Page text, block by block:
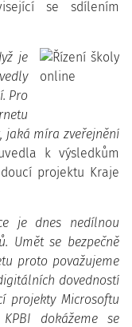
se sdílením
je
Pro
jaká míra zveřejnění
k výsledkům
projektu Kraje
je dnes nedílnou
Umět se bezpečně
proto považujeme
dovedností
projekty Microsoftu
dokážeme se